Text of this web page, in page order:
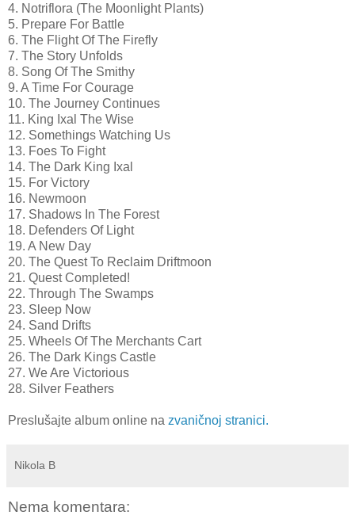
4. Notriflora (The Moonlight Plants)
5. Prepare For Battle
6. The Flight Of The Firefly
7. The Story Unfolds
8. Song Of The Smithy
9. A Time For Courage
10. The Journey Continues
11. King Ixal The Wise
12. Somethings Watching Us
13. Foes To Fight
14. The Dark King Ixal
15. For Victory
16. Newmoon
17. Shadows In The Forest
18. Defenders Of Light
19. A New Day
20. The Quest To Reclaim Driftmoon
21. Quest Completed!
22. Through The Swamps
23. Sleep Now
24. Sand Drifts
25. Wheels Of The Merchants Cart
26. The Dark Kings Castle
27. We Are Victorious
28. Silver Feathers
Preslušajte album online na zvaničnoj stranici.
Nikola B
Nema komentara: